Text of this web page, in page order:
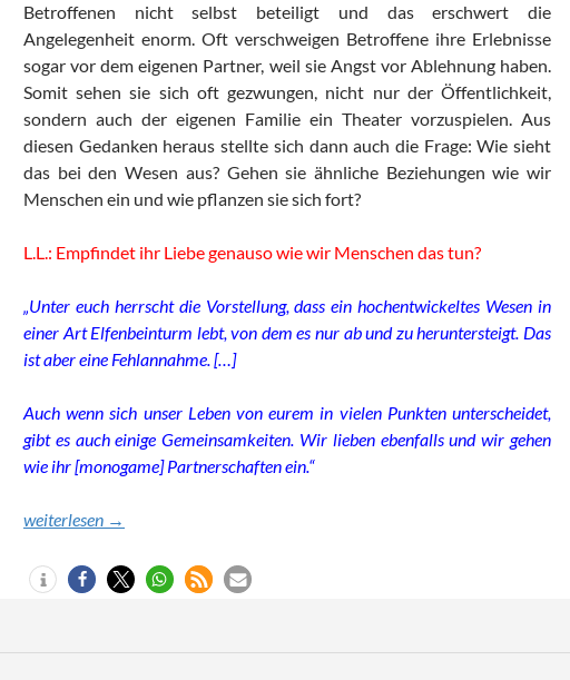
Betroffenen nicht selbst beteiligt und das erschwert die
Angelegenheit enorm. Oft verschweigen Betroffene ihre Erlebnisse
sogar vor dem eigenen Partner, weil sie Angst vor Ablehnung haben.
Somit sehen sie sich oft gezwungen, nicht nur der Öffentlichkeit,
sondern auch der eigenen Familie ein Theater vorzuspielen. Aus
diesen Gedanken heraus stellte sich dann auch die Frage: Wie sieht
das bei den Wesen aus? Gehen sie ähnliche Beziehungen wie wir
Menschen ein und wie pflanzen sie sich fort?
L.L.: Empfindet ihr Liebe genauso wie wir Menschen das tun?
„Unter euch herrscht die Vorstellung, dass ein hochentwickeltes Wesen in
einer Art Elfenbeinturm lebt, von dem es nur ab und zu heruntersteigt. Das
ist aber eine Fehlannahme. […]
Auch wenn sich unser Leben von eurem in vielen Punkten unterscheidet,
gibt es auch einige Gemeinsamkeiten. Wir lieben ebenfalls und wir gehen
wie ihr [monogame] Partnerschaften ein.“
Teil 8: Love and Sex
weiterlesen →